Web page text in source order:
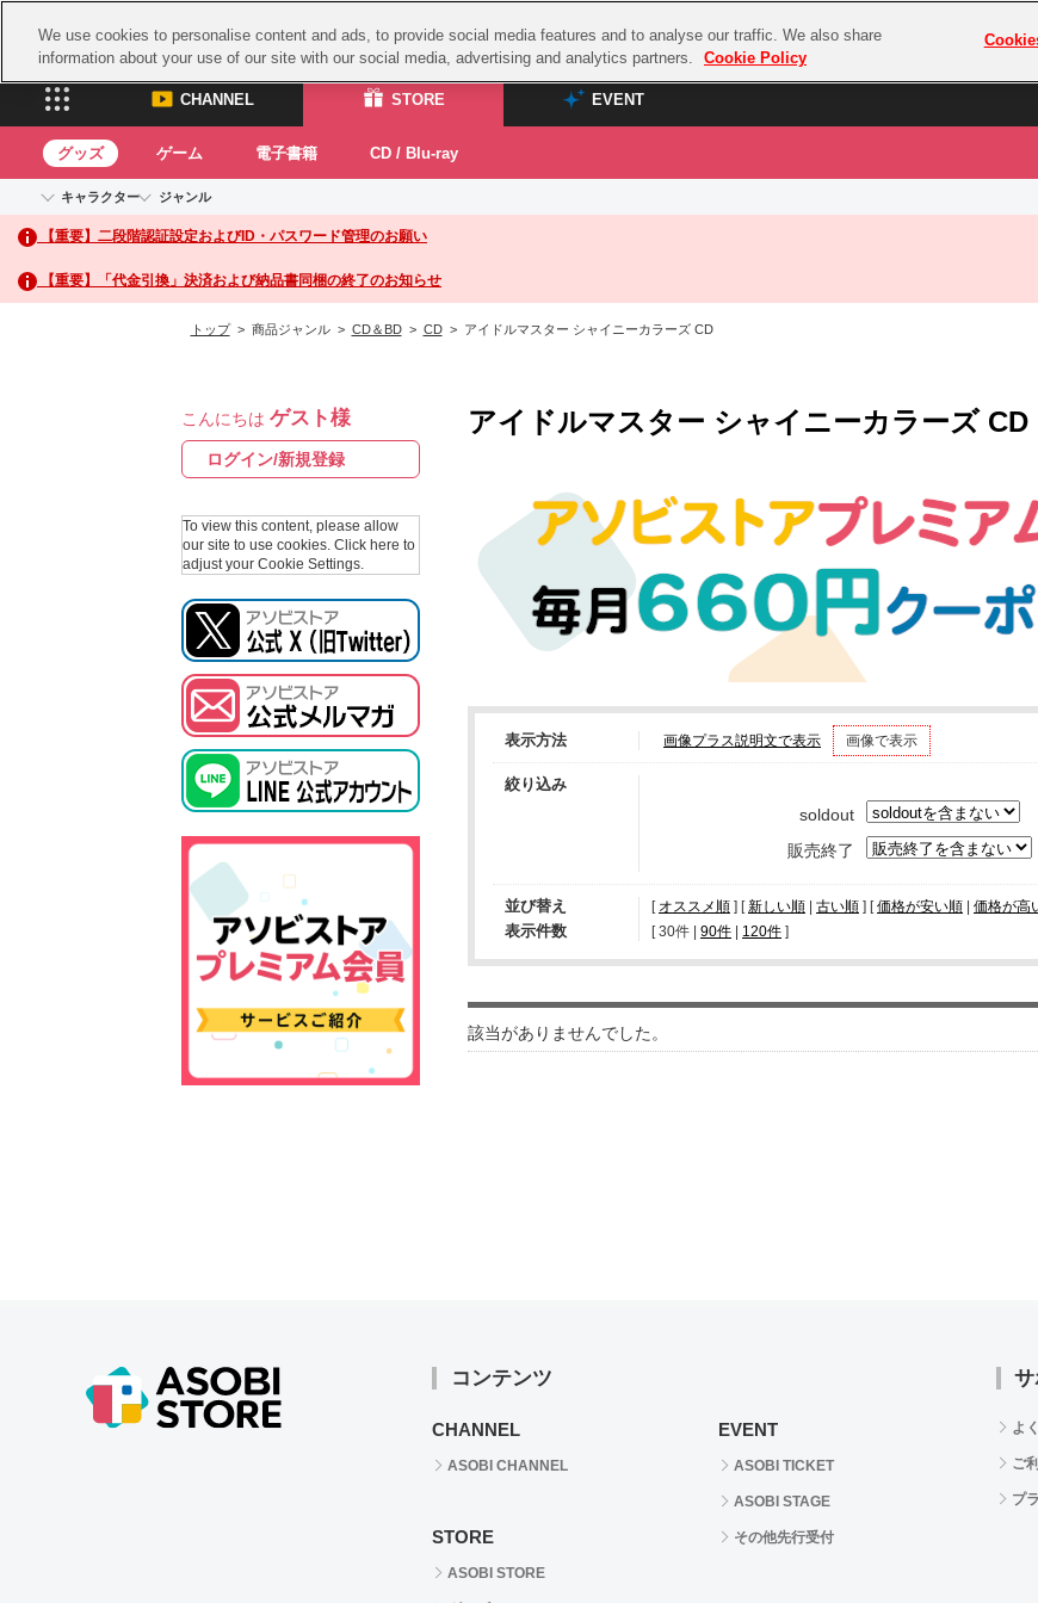
プレミアム会
CHANNEL STORE EVENT
CHANNEL
ASOBI CHANNEL TOP
STORE
ASOBI STORE TOP
グッズ
CD / Blu-ray
EVENT
ASOBI STAGE
グッズ ゲーム 電子書籍 CD / Blu-ray
キャラクター
アイドルマスターシリーズ
アイドルマスター
アイドルマスター シンデレラガールズ
アイドルマスター ミリオンライブ！
プロジェクトアイマス ヴイアライヴ
テイルズ オブ シリーズ
スサノオマジック
ドラゴンボール
ラブライブ！サンシャイン‼
モフモフパレード
ジャンル
イベントグッズ
トイ・ホビー
【重要】二段階認証設定およびID・パスワード管理のお願い
【重要】「代金引換」決済および納品書同梱の終了のお知らせ
トップ> 商品ジャンル > CD＆BD> CD> アイドルマスター シャイニーカラーズ CD
こんにちは ゲスト様
ログイン/新規登録
To view this content, please allow
our site to use cookies. Click here to
adjust your Cookie Settings.
アイドルマスター シャイニーカラーズ CD
表示方法 画像プラス説明文で表示 画像で表示
絞り込み
soldout
販売終了
並び替え [ オススメ順 ] [新しい順 | 古い順 ] [価格が安い順 | 価格が高
表示件数 [ 30件 | 90件 | 120件 ]
該当がありませんでした。
コンテンツ
CHANNEL
ASOBI CHANNEL
STORE
ASOBI STORE
EVENT
ASOBI TICKET
ASOBI STAGE
その他先行受付
サ
よ
ご
プ
We use cookies to personalise content and ads, to provide social media features and to analyse our traffic. We also share
information about your use of our site with our social media, advertising and analytics partners.
Cookie Policy